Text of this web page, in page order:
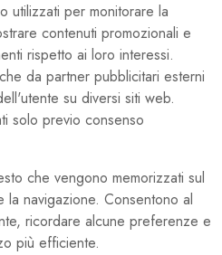
utilizzati per monitorare la
contenuti promozionali e
rispetto ai loro interessi.
da partner pubblicitari esterni
su diversi siti web.
solo previo consenso
che vengono memorizzati sul
la navigazione. Consentono al
ricordare alcune preferenze e
più efficiente.